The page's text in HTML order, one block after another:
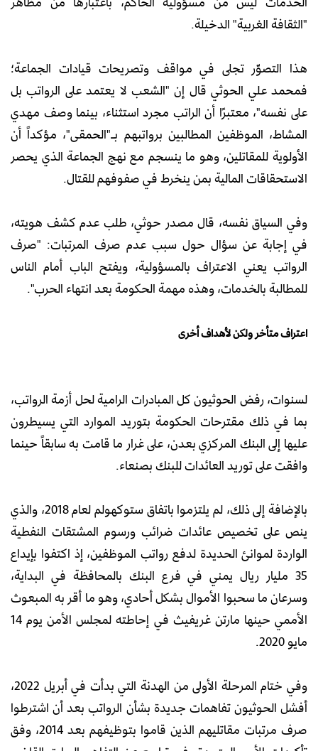
"الثقافة الغربية" الدخيلة.
هذا التصوّر تجلى في مواقف وتصريحات قيادات الجماعة؛
فمحمد علي الحوثي قال إن "الشعب لا يعتمد على الرواتب بل
على نفسه"، معتبرًا أن الراتب مجرد استثناء، بينما وصف مهدي
المشاط، الموظفين المطالبين برواتبهم بـ"الحمقى"، مؤكداً أن
الأولوية للمقاتلين، وهو ما ينسجم مع نهج الجماعة الذي يحصر
الاستحقاقات المالية بمن ينخرط في صفوفهم للقتال.
وفي السياق نفسه، قال مصدر حوثي، طلب عدم كشف هويته،
في إجابة عن سؤال حول سبب عدم صرف المرتبات: "صرف
الرواتب يعني الاعتراف بالمسؤولية، ويفتح الباب أمام الناس
للمطالبة بالخدمات، وهذه مهمة الحكومة بعد انتهاء الحرب".
اعتراف متأخر ولكن لأهداف أخرى
لسنوات، رفض الحوثيون كل المبادرات الرامية لحل أزمة الرواتب،
بما في ذلك مقترحات الحكومة بتوريد الموارد التي يسيطرون
عليها إلى البنك المركزي بعدن، على غرار ما قامت به سابقاً حينما
وافقت على توريد العائدات للبنك بصنعاء.
بالإضافة إلى ذلك، لم يلتزموا باتفاق ستوكهولم لعام 2018، والذي
ينص على تخصيص عائدات ضرائب ورسوم المشتقات النفطية
الواردة لموانئ الحديدة لدفع رواتب الموظفين، إذ اكتفوا بإيداع
35 مليار ريال يمني في فرع البنك بالمحافظة في البداية،
وسرعان ما سحبوا الأموال بشكل أحادي، وهو ما أقر به المبعوث
الأممي حينها مارتن غريفيث في إحاطته لمجلس الأمن يوم 14
مايو 2020.
وفي ختام المرحلة الأولى من الهدنة التي بدأت في أبريل 2022،
أفشل الحوثيون تفاهمات جديدة بشأن الرواتب بعد أن اشترطوا
صرف مرتبات مقاتليهم الذين قاموا بتوظيفهم بعد 2014، وفق